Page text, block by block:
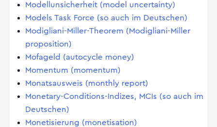
Modellunsicherheit (model uncertainty)
Models Task Force (so auch im Deutschen)
Modigliani-Miller-Theorem (Modigliani-Miller
proposition)
Mofageld (autocycle money)
Momentum (momentum)
Monatsausweis (monthly report)
Monetary-Conditions-Indizes, MCIs (so auch im
Deutschen)
Monetisierung (monetisation)